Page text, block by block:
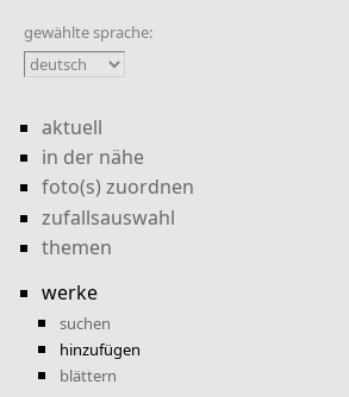
gewählte sprache:
aktuell
in der nähe
foto(s) zuordnen
zufallsauswahl
themen
werke
suchen
hinzufügen
blättern